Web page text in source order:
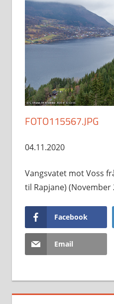
FOTO115567.JPG
04.11.2020
Vangsvatet mot Voss
til Rapjane) (November
Facebook
Email